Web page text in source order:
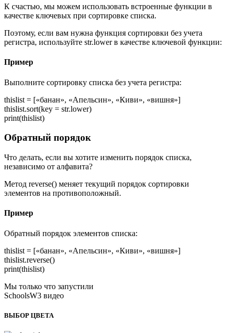
К счастью, мы можем использовать встроенные функции в
качестве ключевых при сортировке списка.
Поэтому, если вам нужна функция сортировки без учета
регистра, используйте str.lower в качестве ключевой функции:
Пример
Выполните сортировку списка без учета регистра:
thislist = [«банан», «Апельсин», «Киви», «вишня»]
thislist.sort(key = str.lower)
print(thislist)
Обратный порядок
Что делать, если вы хотите изменить порядок списка,
независимо от алфавита?
Метод reverse() меняет текущий порядок сортировки
элементов на противоположный.
Пример
Обратный порядок элементов списка:
thislist = [«банан», «Апельсин», «Киви», «вишня»]
thislist.reverse()
print(thislist)
Мы только что запустили
SchoolsW3 видео
ВЫБОР ЦВЕТА